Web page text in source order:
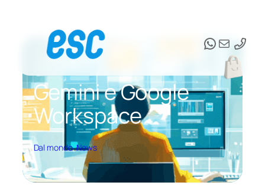
contenuto
Email
Gemini e Google
Workspace
Dal mondo, News